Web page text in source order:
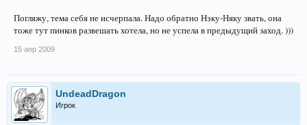
Погляжу, тема себя не исчерпала. Надо обратно Нэку-Няку звать, она
тоже тут пинков развешать хотела, но не успела в предыдущий заход. )))
15 апр 2009
UndeadDragon
Игрок